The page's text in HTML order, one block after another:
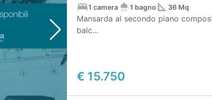
€ 15.750
1 camera
1 bagno 36 Mq
Mansarda al secondo piano
balc...